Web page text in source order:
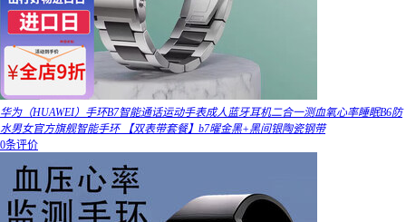
华为（HUAWEI）手环B7智能通话运动手表成人蓝牙耳机二合一测血氧心率睡眠B6防
水男女官方旗舰智能手环 【双表带套餐】b7曜金黑+黑间银陶瓷钢带
0条评价